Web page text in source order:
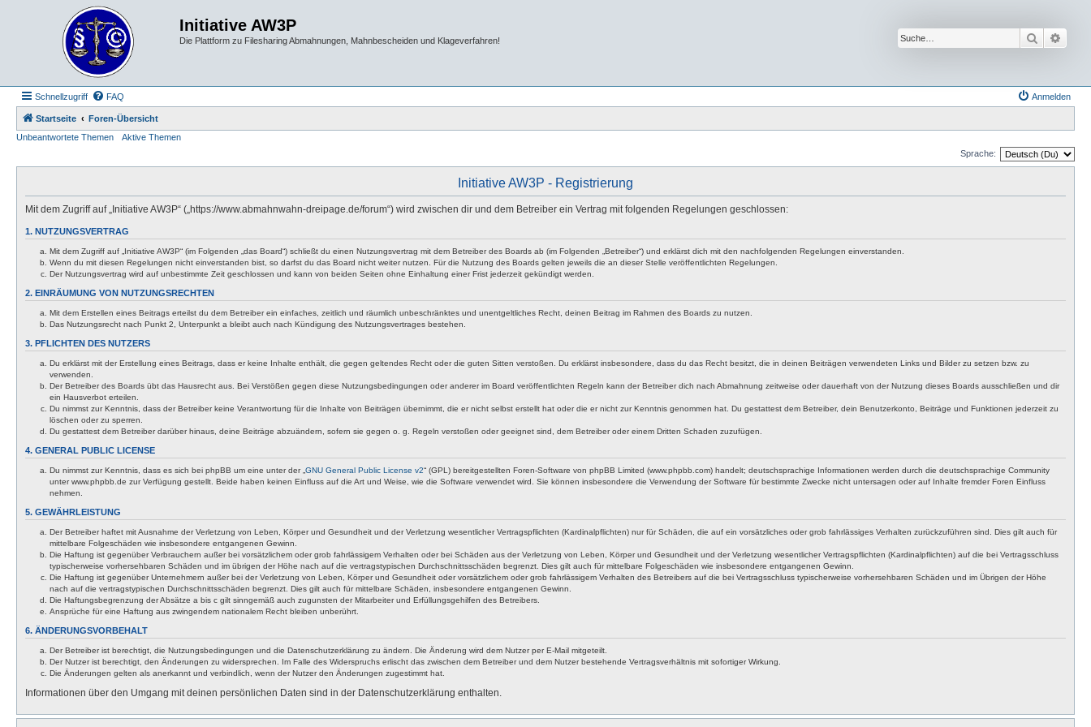
Initiative AW3P
Die Plattform zu Filesharing Abmahnungen, Mahnbescheiden und Klageverfahren! Suche
Schnellzugriff FAQ Anmelden
Startseite
Foren-Übersicht
Unbeantwortete Themen
Aktive Themen
Sprache:
Initiative AW3P - Registrierung
Mit dem Zugriff auf „Initiative AW3P“ („https://www.abmahnwahn-dreipage.de/forum“) wird zwischen dir und dem Betreiber ein Vertrag mit folgenden Regelungen geschlossen:
1. NUTZUNGSVERTRAG
Mit dem Zugriff auf „Initiative AW3P“ (im Folgenden „das Board“) schließt du einen Nutzungsvertrag mit dem Betreiber des Boards ab (im Folgenden „Betreiber“) und erklärst dich mit den nachfolgenden Regelungen einverstanden.
Wenn du mit diesen Regelungen nicht einverstanden bist, so darfst du das Board nicht weiter nutzen. Für die Nutzung des Boards gelten jeweils die an dieser Stelle veröffentlichten Regelungen.
Der Nutzungsvertrag wird auf unbestimmte Zeit geschlossen und kann von beiden Seiten ohne Einhaltung einer Frist jederzeit gekündigt werden.
2. EINRÄUMUNG VON NUTZUNGSRECHTEN
Mit dem Erstellen eines Beitrags erteilst du dem Betreiber ein einfaches, zeitlich und räumlich unbeschränktes und unentgeltliches Recht, deinen Beitrag im Rahmen des Boards zu nutzen.
Das Nutzungsrecht nach Punkt 2, Unterpunkt a bleibt auch nach Kündigung des Nutzungsvertrages bestehen.
3. PFLICHTEN DES NUTZERS
Du erklärst mit der Erstellung eines Beitrags, dass er keine Inhalte enthält, die gegen geltendes Recht oder die guten Sitten verstoßen. Du erklärst insbesondere, dass du das Recht besitzt, die in deinen Beiträgen verwendeten Links und Bilder zu setzen bzw. zu
verwenden.
Der Betreiber des Boards übt das Hausrecht aus. Bei Verstößen gegen diese Nutzungsbedingungen oder anderer im Board veröffentlichten Regeln kann der Betreiber dich nach Abmahnung zeitweise oder dauerhaft von der Nutzung dieses Boards ausschließen und dir
ein Hausverbot erteilen.
Du nimmst zur Kenntnis, dass der Betreiber keine Verantwortung für die Inhalte von Beiträgen übernimmt, die er nicht selbst erstellt hat oder die er nicht zur Kenntnis genommen hat. Du gestattest dem Betreiber, dein Benutzerkonto, Beiträge und Funktionen jederzeit zu
löschen oder zu sperren.
Du gestattest dem Betreiber darüber hinaus, deine Beiträge abzuändern, sofern sie gegen o. g. Regeln verstoßen oder geeignet sind, dem Betreiber oder einem Dritten Schaden zuzufügen.
4. GENERAL PUBLIC LICENSE
Du nimmst zur Kenntnis, dass es sich bei phpBB um eine unter der „ GNU General Public License v2“ (GPL) bereitgestellten Foren-Software von phpBB Limited (www.phpbb.com) handelt; deutschsprachige Informationen werden durch die deutschsprachige Community
unter www.phpbb.de zur Verfügung gestellt. Beide haben keinen Einfluss auf die Art und Weise, wie die Software verwendet wird. Sie können insbesondere die Verwendung der Software für bestimmte Zwecke nicht untersagen oder auf Inhalte fremder Foren Einfluss
nehmen.
5. GEWÄHRLEISTUNG
Der Betreiber haftet mit Ausnahme der Verletzung von Leben, Körper und Gesundheit und der Verletzung wesentlicher Vertragspflichten (Kardinalpflichten) nur für Schäden, die auf ein vorsätzliches oder grob fahrlässiges Verhalten zurückzuführen sind. Dies gilt auch für
mittelbare Folgeschäden wie insbesondere entgangenen Gewinn.
Die Haftung ist gegenüber Verbrauchern außer bei vorsätzlichem oder grob fahrlässigem Verhalten oder bei Schäden aus der Verletzung von Leben, Körper und Gesundheit und der Verletzung wesentlicher Vertragspflichten (Kardinalpflichten) auf die bei Vertragsschluss
typischerweise vorhersehbaren Schäden und im übrigen der Höhe nach auf die vertragstypischen Durchschnittsschäden begrenzt. Dies gilt auch für mittelbare Folgeschäden wie insbesondere entgangenen Gewinn.
Die Haftung ist gegenüber Unternehmern außer bei der Verletzung von Leben, Körper und Gesundheit oder vorsätzlichem oder grob fahrlässigem Verhalten des Betreibers auf die bei Vertragsschluss typischerweise vorhersehbaren Schäden und im Übrigen der Höhe
nach auf die vertragstypischen Durchschnittsschäden begrenzt. Dies gilt auch für mittelbare Schäden, insbesondere entgangenen Gewinn.
Die Haftungsbegrenzung der Absätze a bis c gilt sinngemäß auch zugunsten der Mitarbeiter und Erfüllungsgehilfen des Betreibers.
Ansprüche für eine Haftung aus zwingendem nationalem Recht bleiben unberührt.
6. ÄNDERUNGSVORBEHALT
Der Betreiber ist berechtigt, die Nutzungsbedingungen und die Datenschutzerklärung zu ändern. Die Änderung wird dem Nutzer per E-Mail mitgeteilt.
Der Nutzer ist berechtigt, den Änderungen zu widersprechen. Im Falle des Widerspruchs erlischt das zwischen dem Betreiber und dem Nutzer bestehende Vertragsverhältnis mit sofortiger Wirkung.
Die Änderungen gelten als anerkannt und verbindlich, wenn der Nutzer den Änderungen zugestimmt hat.
Informationen über den Umgang mit deinen persönlichen Daten sind in der Datenschutzerklärung enthalten.